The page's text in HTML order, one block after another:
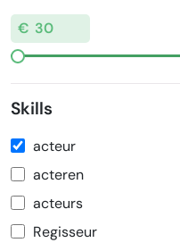
Skills
acteur
acteren
acteurs
Regisseur